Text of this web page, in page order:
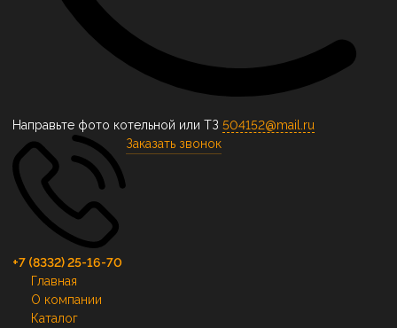
Направьте фото котельной или ТЗ 504152@mail.ru
+7 (8332) 25-16-70
Заказать звонок
Главная
О компании
Каталог